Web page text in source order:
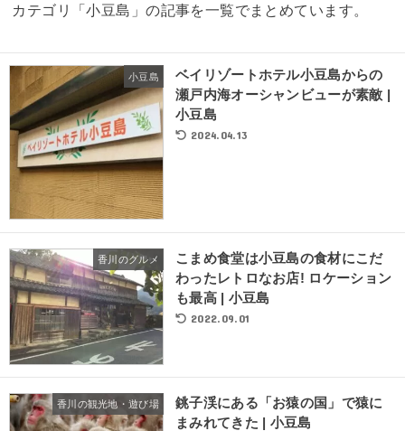
カテゴリ「小豆島」の記事を一覧でまとめています。
小豆島
ベイリゾートホテル小豆島からの
瀬戸内海オーシャンビューが素敵 |
小豆島
2024.04.13
香川のグルメ
こまめ食堂は小豆島の食材にこだ
わったレトロなお店! ロケーション
も最高 | 小豆島
2022.09.01
香川の観光地・遊び場
銚子渓にある「お猿の国」で猿に
まみれてきた | 小豆島